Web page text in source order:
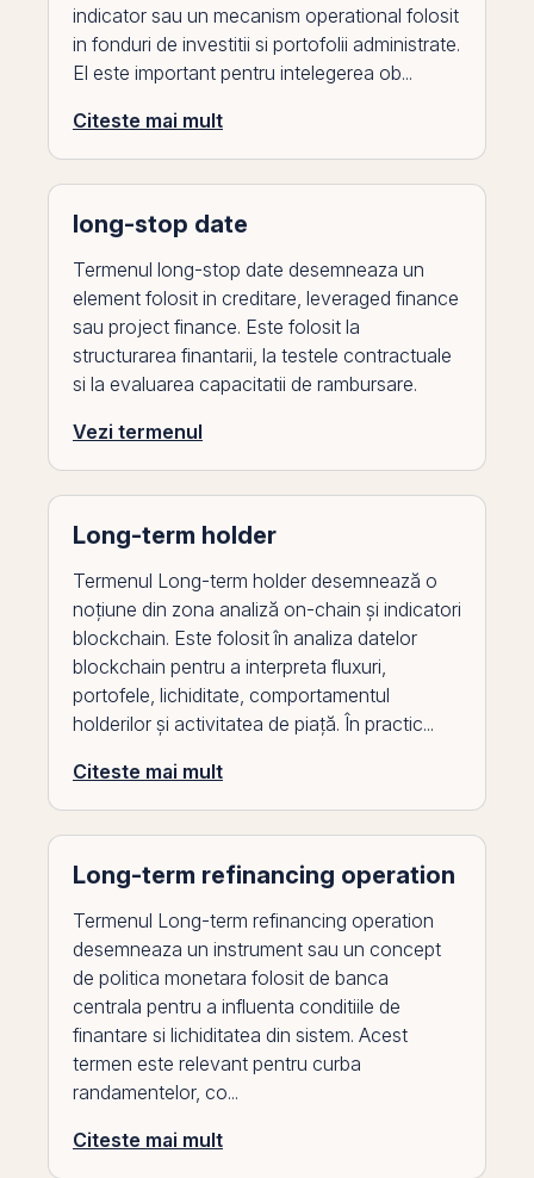
indicator sau un mecanism operational folosit
in fonduri de investitii si portofolii administrate.
El este important pentru intelegerea ob...
Citeste mai mult
long-stop date
Termenul long-stop date desemneaza un
element folosit in creditare, leveraged finance
sau project finance. Este folosit la
structurarea finantarii, la testele contractuale
si la evaluarea capacitatii de rambursare.
Vezi termenul
Long-term holder
Termenul Long-term holder desemnează o
noțiune din zona analiză on-chain și indicatori
blockchain. Este folosit în analiza datelor
blockchain pentru a interpreta fluxuri,
portofele, lichiditate, comportamentul
holderilor și activitatea de piață. În practic...
Citeste mai mult
Long-term refinancing operation
Termenul Long-term refinancing operation
desemneaza un instrument sau un concept
de politica monetara folosit de banca
centrala pentru a influenta conditiile de
finantare si lichiditatea din sistem. Acest
termen este relevant pentru curba
randamentelor, co...
Citeste mai mult